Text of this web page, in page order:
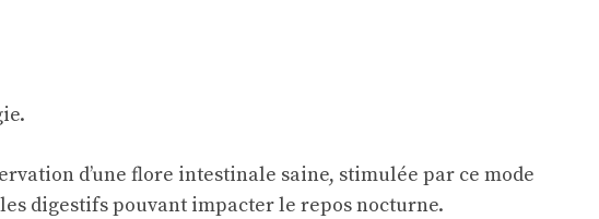
d’une flore intestinale saine, stimulée par ce mode
digestifs pouvant impacter le repos nocturne.